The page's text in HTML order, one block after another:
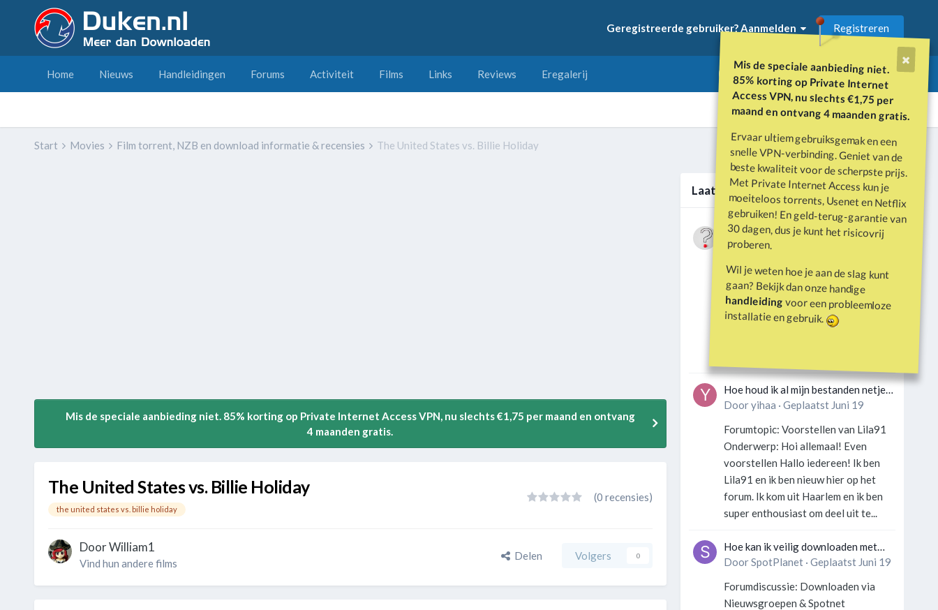
Mis de speciale aanbieding niet.
85% korting op Private Internet
Access VPN, nu slechts €1,75 per
maand en ontvang 4 maanden gratis.
Ervaar ultiem gebruiksgemak en een
snelle VPN-verbinding. Geniet van de
beste kwaliteit voor de scherpste prijs.
Met Private Internet Access kun je
moeiteloos torrents, Usenet en Netflix
gebruiken! En geld-terug-garantie van
30 dagen, dus je kunt het risicovrij
proberen.
Wil je weten hoe je aan de slag kunt
gaan? Bekijk dan onze handige
handleidingvoor een probleemloze
installatie en gebruik.
Geregistreerde gebruiker? Aanmelden Registreren
Home Nieuws Handleidingen Forums Activiteit Films Links Reviews Eregalerij
Alle activiteit
Start Movies Film torrent, NZB en download informatie & recensies The United States vs. Billie Holiday
Mis de speciale aanbieding niet. 85% korting op Private Internet Access VPN, nu slechts €1,75 per maand en ontvang
4 maanden gratis.
The United States vs. Billie Holiday
the united states vs. billie holiday
(0 recensies)
DoorWilliam1
Vind hun andere films
Delen Volgers 0
Laatste berichten
Wat is er gebeurd met Davey Hearn
en de vandalisatie van het
Washington Reflecting Pool?
DoorVraagbaak
Forumdiscussie: Davey Hearn:
Former Olympian Denies Vandalising
Washington Reflecting Pool
Gebruiker: SportFan123 Hey
Hoe houd ik al mijn bestanden netjes
georganiseerd zonder gek te
Dooryihaa · Geplaatst Juni 19
Forumtopic: Voorstellen van Lila91
Onderwerp: Hoi allemaal! Even
voorstellen Hallo iedereen! Ik ben
Lila91 en ik ben nieuw hier op het
forum. Ik kom uit Haarlem en ik ben
super enthousiast om deel uit te...
Hoe kan ik veilig downloaden met
een VPN zonder technische kennis?
DoorSpotPlanet· Geplaatst Juni 19
Forumdiscussie: Downloaden via
Nieuwsgroepen & Spotnet